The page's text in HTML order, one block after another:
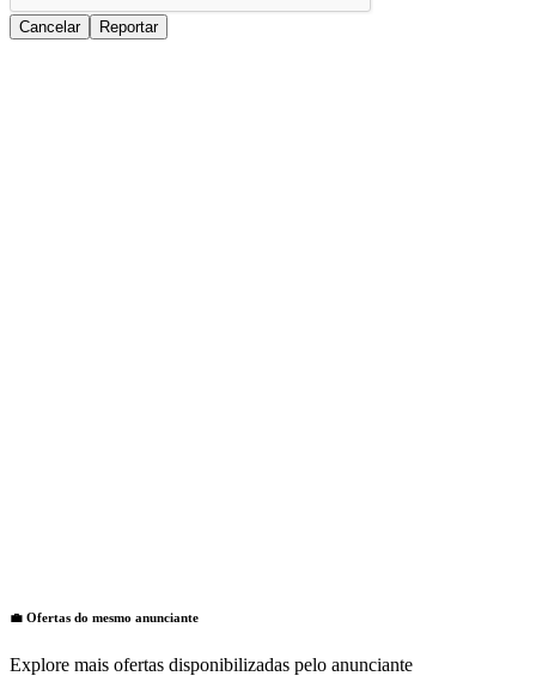
Cancelar Reportar
💼 Ofertas do mesmo anunciante
Explore mais ofertas disponibilizadas pelo anunciante